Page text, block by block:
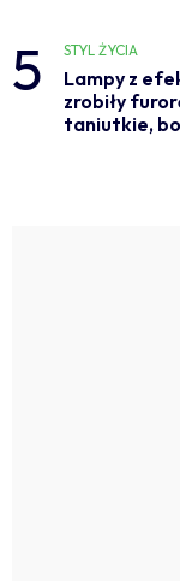
5 STYL ŻYCIA
Lampy z
zrobiły
taniutkie,